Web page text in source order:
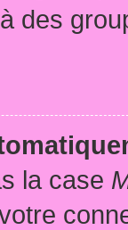
des
la case